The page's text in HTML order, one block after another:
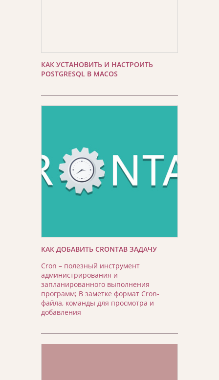
КАК УСТАНОВИТЬ И НАСТРОИТЬ
POSTGRESQL В MACOS
КАК ДОБАВИТЬ CRONTAB ЗАДАЧУ
Cron – полезный инструмент
администрирования и
запланированного выполнения
программ; В заметке формат Cron-
файла, команды для просмотра и
добавления